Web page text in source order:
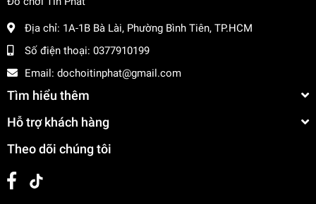
Item No: 3376A-1 (Summer Fun Childhood Series)
Loại:Đồ chơi vận động / Đồ chơi đi biển / Cây thụt
nước
Chất liệu:Nhựa ABS cao cấp & Nhựa trong suốt
Kích thước sản phẩm:
Quy cách đóng gói:
Địa chỉ: 1A-1B Bà Lài, Phường Bình Tiên, TP.HCM
Số điện thoại: 0377910199
Email: dochoitinphat@gmail.com
Tìm hiểu thêm
Hỗ trợ khách hàng
Theo dõi chúng tôi